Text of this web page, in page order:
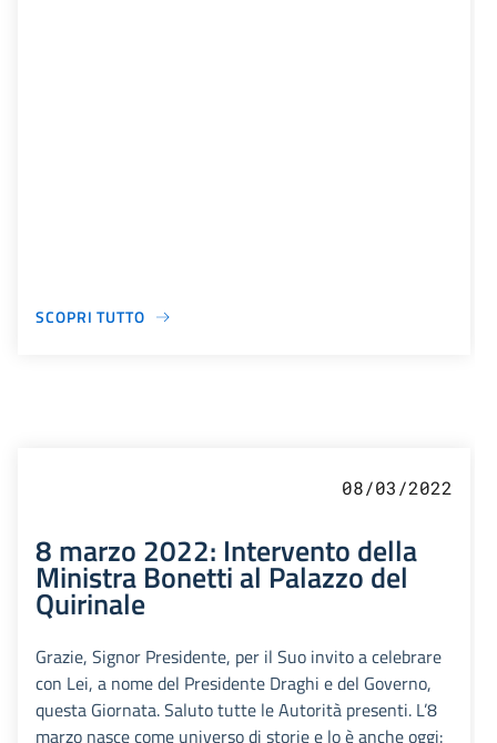
SCOPRI TUTTO
08/03/2022
8 marzo 2022: Intervento della
Ministra Bonetti al Palazzo del
Quirinale
Grazie, Signor Presidente, per il Suo invito a celebrare
con Lei, a nome del Presidente Draghi e del Governo,
questa Giornata. Saluto tutte le Autorità presenti. L’8
marzo nasce come universo di storie e lo è anche oggi: